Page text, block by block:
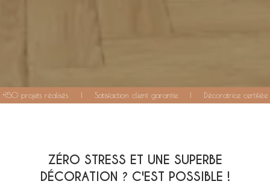
+150 projets réalisés Satisfaction client garantie Décoratrice certifiée
ZÉRO STRESS ET UNE SUPERBE
DÉCORATION ? C'EST POSSIBLE !